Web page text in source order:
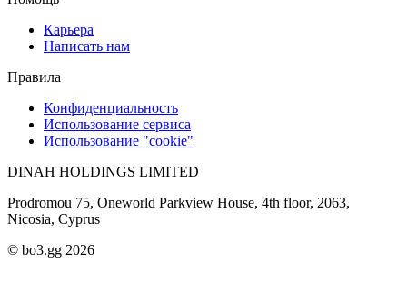
Карьера
Написать нам
Правила
Конфиденциальность
Использование сервиса
Использование "cookie"
DINAH HOLDINGS LIMITED
Prodromou 75, Oneworld Parkview House, 4th floor, 2063,
Nicosia, Cyprus
© bo3.gg 2026